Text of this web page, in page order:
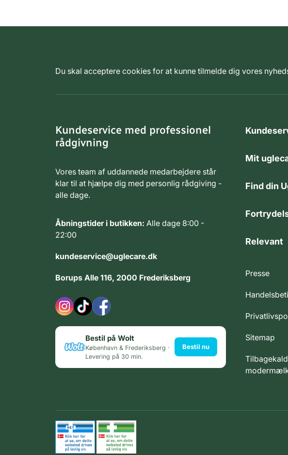
Du skal acceptere cookies for at kunne tilmelde dig vores
Kundeservice med professionel
rådgivning
Vores team af uddannede medarbejdere står
klar til at hjælpe dig med personlig rådgiving -
alle dage.
Åbningstider i butikken: Alle dage 8:00 -
22:00
kundeservice@uglecare.dk
Borups Alle 116, 2000 Frederiksberg
Bestil på Wolt
København & Frederiksberg ·
Levering på 30 min.
Bestil nu
Mit
Find din
Relevant
Presse
Sitemap